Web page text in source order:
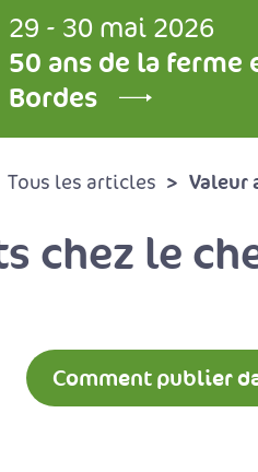
29 - 30 mai 2026
50 ans de la
Bordes
Tous les articles Valeur
chez le
Comment publier